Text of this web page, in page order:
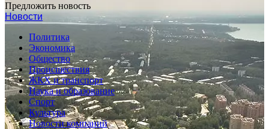
Предложить новость
Новости
Политика
Экономика
Общество
Происшествия
ЖКХ и транспорт
Наука и образование
Спорт
Культура
Новости компаний